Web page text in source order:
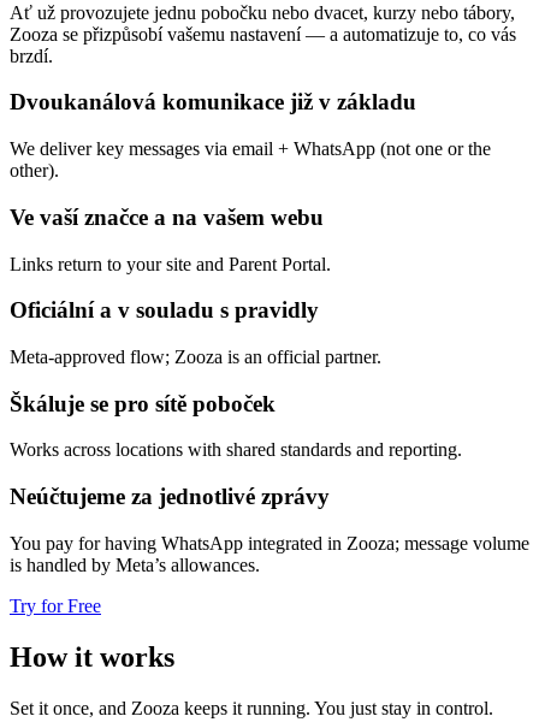
Ať už provozujete jednu pobočku nebo dvacet, kurzy nebo tábory,
Zooza se přizpůsobí vašemu nastavení — a automatizuje to, co vás
brzdí.
Dvoukanálová komunikace již v základu
We deliver key messages via email + WhatsApp (not one or the
other).
Ve vaší značce a na vašem webu
Links return to your site and Parent Portal.
Oficiální a v souladu s pravidly
Meta-approved flow; Zooza is an official partner.
Škáluje se pro sítě poboček
Works across locations with shared standards and reporting.
Neúčtujeme za jednotlivé zprávy
You pay for having WhatsApp integrated in Zooza; message volume
is handled by Meta’s allowances.
Try for Free
How it works
Set it once, and Zooza keeps it running. You just stay in control.